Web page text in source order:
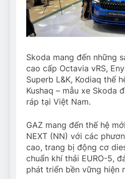
Skoda mang đến những
cao cấp Octavia vRS,
Superb L&K, Kodiaq thế
Kushaq – mẫu xe Skoda
ráp tại Việt Nam.
GAZ mang đến thế hệ
NEXT (NN) với các
cao, trang bị động cơ
chuẩn khí thải EURO-5,
phát triển bền vững hiện